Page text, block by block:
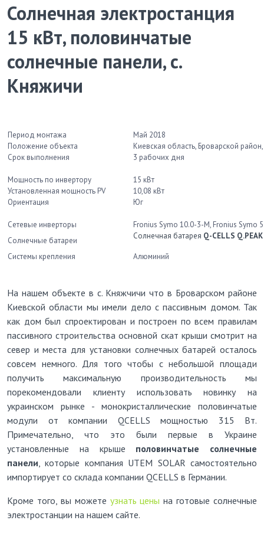
Солнечная электростанция
15 кВт, половинчатые
солнечные панели, с.
Княжичи
Период монтажа
Май 2018
Положение объекта
Киевская область, Броварской
Срок выполнения
3 рабочих дня
Мощность по инвертору
15 кВт
Установленная мощность PV
10,08 кВт
Ориентация
Юг
Сетевые инверторы
Fronius Symo 10.0-3-M, Fronius Symo
Солнечные батареи
Солнечная батарея Q-CELLS
Системы крепления Алюминий
На нашем объекте в с. Княжчичи что в Броварском районе
Киевской области мы имели дело с пассивным домом. Так
как дом был спроектирован и построен по всем правилам
пассивного строительства основной скат крыши смотрит на
север и места для установки солнечных батарей осталось
совсем немного. Для того чтобы с небольшой площади
получить максимальную производительность мы
порекомендовали клиенту использовать новинку на
украинском рынке - монокристаллические половинчатые
модули от компании QCELLS мощностью 315 Вт.
Примечательно, что это были первые в Украине
установленные на крыше половинчатые солнечные
панели, которые компания UTEM SOLAR самостоятельно
импортирует со склада компании QCELLS в Германии.
Кроме того, вы можете узнать цены на готовые солнечные
электростанции на нашем сайте.